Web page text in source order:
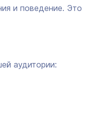
и поведение. Это
аудитории: